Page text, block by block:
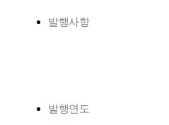
발행사항
발행연도